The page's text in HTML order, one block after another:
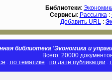
Библиотеки:
Сервисы: Рассылка:
Добавить URL :
библиотека 'Экономика и
Всего: 20000
: по тематике : по дате публикации :